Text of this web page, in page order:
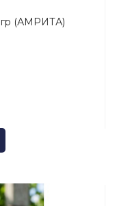
(АМРИТА)